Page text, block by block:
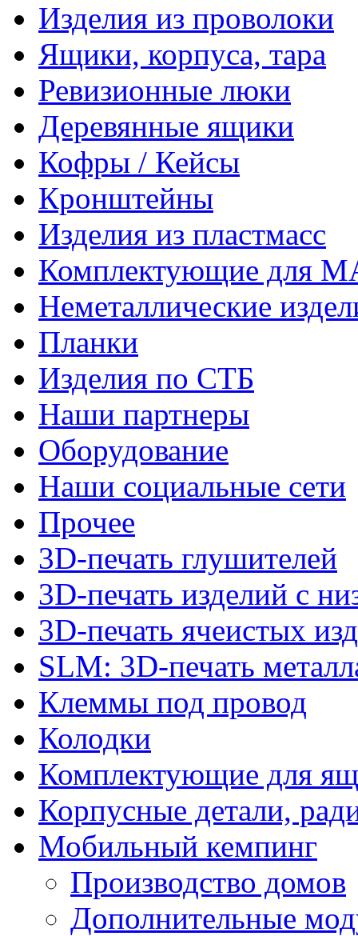
Изделия из проволоки
Ящики, корпуса, тара
Ревизионные люки
Деревянные ящики
Кофры / Кейсы
Кронштейны
Изделия из пластмасс
Комплектующие для
Неметаллические
Планки
Изделия по СТБ
Наши партнеры
Оборудование
Наши социальные сети
Прочее
3D-печать глушителей
3D-печать изделий с
3D-печать ячеистых
SLM: 3D-печать
Клеммы под провод
Колодки
Комплектующие для
Корпусные детали,
Мобильный кемпинг
Производство домов
Дополнительные